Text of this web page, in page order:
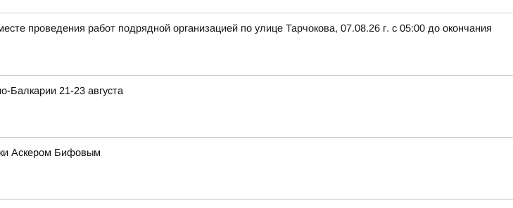
проведения работ подрядной организацией по улице Тарчокова, 07.08.26 г. с 05:00 до окончания
Балкарии 21-23 августа
Аскером Бифовым